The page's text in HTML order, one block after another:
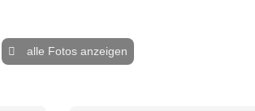
alle Fotos anzeigen